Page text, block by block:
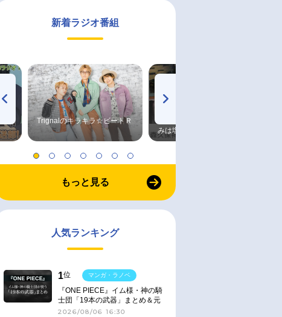
新着ラジオ番組
Trignalのキラキラ☆ビートＲ
みは塩だけ
もっと見る
人気ランキング
1位
『ONE PIECE』イム様・神の騎
士団「19本の武器」まとめ＆元
ネタ
2026/08/06 16:30
マンガ・ラノベ